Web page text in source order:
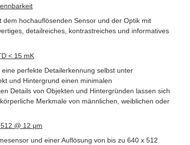
hochauflösenden Sensor und der Optik mit
detailreiches, kontrastreiches und informatives
< 15 mK
perfekte Detailerkennung selbst unter
und Hintergrund einen minimalen
Details von Objekten und Hintergründen lassen sich
Merkmale von männlichen, weiblichen oder
@ 12 μm
und einer Auflösung von bis zu 640 x 512